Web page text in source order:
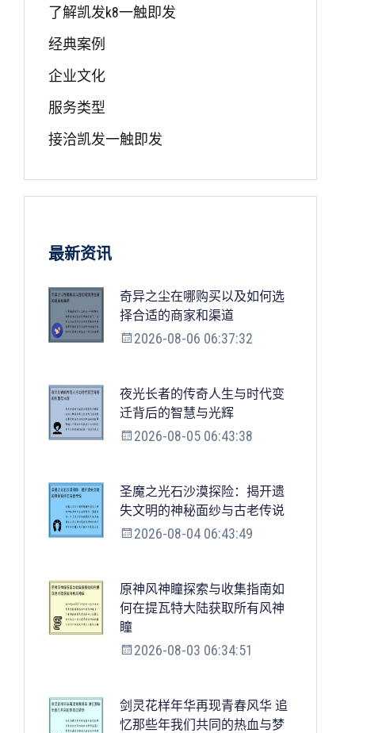
了解凯发k8一触即发
经典案例
企业文化
服务类型
接洽凯发一触即发
最新资讯
奇异之尘在哪购买以及如何选
择合适的商家和渠道
2026-08-06 06:37:32
夜光长者的传奇人生与时代变
迁背后的智慧与光辉
2026-08-05 06:43:38
圣魔之光石沙漠探险：揭开遗
失文明的神秘面纱与古老传说
2026-08-04 06:43:49
原神风神瞳探索与收集指南如
何在提瓦特大陆获取所有风神
瞳
2026-08-03 06:34:51
剑灵花样年华再现青春风华 追
忆那些年我们共同的热血与梦